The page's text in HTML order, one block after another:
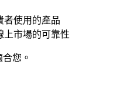
者使用的產品
上市場的可靠性
您。